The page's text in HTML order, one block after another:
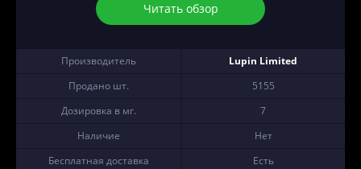
Читать обзор
Производитель
Lupin Limited
Продано шт.
5155
Дозировка в мг.
7
Наличие
Нет
Бесплатная доставка
Есть